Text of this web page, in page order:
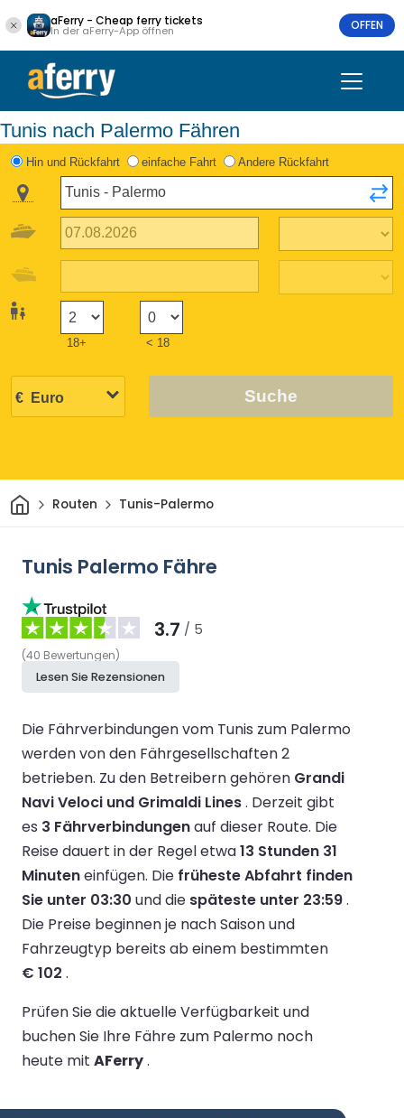
aFerry - Cheap ferry tickets
In der aFerry-App öffnen OFFEN
Tunis nach Palermo Fähren
Hin und Rückfahrt einfache Fahrt Andere Rückfahrt
18+ < 18
Suche
HeimRouten Tunis-Palermo
Tunis Palermo Fähre
3.7 / 5
(40 Bewertungen)
Lesen Sie Rezensionen
Die Fährverbindungen vom Tunis zum Palermo
werden von den Fährgesellschaften 2
betrieben. Zu den Betreibern gehören Grandi
Navi Veloci und Grimaldi Lines. Derzeit gibt
es 3 Fährverbindungenauf dieser Route. Die
Reise dauert in der Regel etwa13 Stunden 31
Minuteneinfügen. Die früheste Abfahrt finden
Sie unter 03:30 und die späteste unter 23:59.
Die Preise beginnen je nach Saison und
Fahrzeugtyp bereits ab einem bestimmten
€ 102 .
Prüfen Sie die aktuelle Verfügbarkeit und
buchen Sie Ihre Fähre zum Palermo noch
heute mit AFerry.